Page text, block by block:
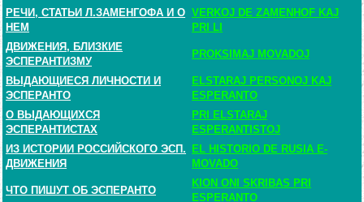
РЕЧИ, СТАТЬИ Л.ЗАМЕНГОФА И О
НЕМ
VERKOJ DE ZAMENHOF KAJ
PRI LI
ДВИЖЕНИЯ, БЛИЗКИЕ
ЭСПЕРАНТИЗМУ
PROKSIMAJ MOVADOJ
ВЫДАЮЩИЕСЯ ЛИЧНОСТИ И
ЭСПЕРАНТО
ELSTARAJ PERSONOJ KAJ
ESPERANTO
О ВЫДАЮЩИХСЯ
ЭСПЕРАНТИСТАХ
PRI ELSTARAJ
ESPERANTISTOJ
ИЗ ИСТОРИИ РОССИЙСКОГО ЭСП.
ДВИЖЕНИЯ
EL HISTORIO DE RUSIA E-
MOVADO
ЧТО ПИШУТ ОБ ЭСПЕРАНТО
KION ONI SKRIBAS PRI
ESPERANTO